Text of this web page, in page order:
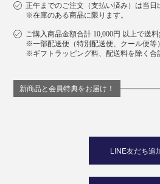
正午までのご注文（支払い済み）は当日
※在庫のある商品に限ります。
ご購入商品金額合計 10,000円 以上で送料
※一部配送便（特別配送便、クール便等
※ギフトラッピング料、配送料を除く合
新商品と会員特典をお届け！
LINE友だち追